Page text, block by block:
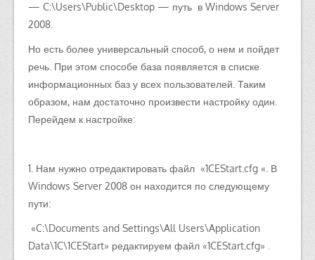
— C:\Users\Public\Desktop — путь в Windows Server
2008.
Но есть более универсальный способ, о нем и пойдет
речь. При этом способе база появляется в списке
информационных баз у всех пользователей. Таким
образом, нам достаточно произвести настройку один.
Перейдем к настройке:
1. Нам нужно отредактировать файл «1CEStart.cfg «. В
Windows Server 2008 он находится по следующему
пути:
«C:\Documents and Settings\All Users\Application
Data\1C\1CEStart» редактируем файл «1CEStart.cfg» .